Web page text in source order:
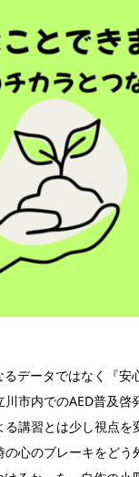
るデータではなく『安
市内でのAED普及啓
講習とは少し視点を
心のブレーキをどう